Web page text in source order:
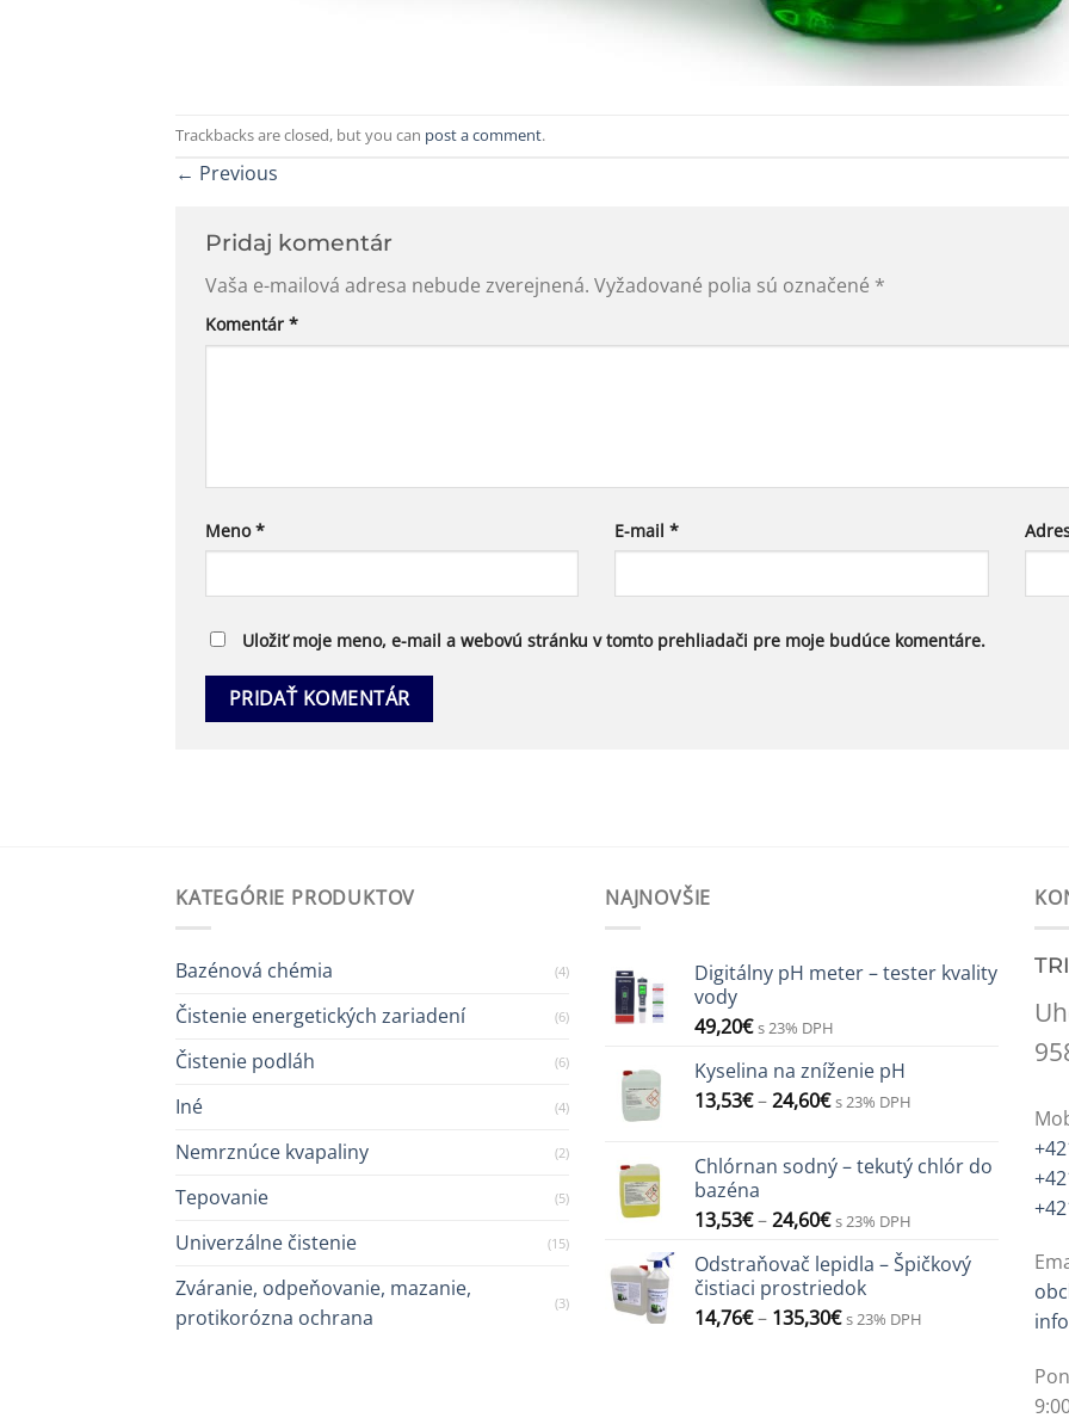
Trackbacks are closed, but you can post a comment.
← Previous
Pridaj komentár
Vaša e-mailová adresa nebude zverejnená. Vyžadované polia sú označené *
Komentár *
Meno* E-mail*
Uložiť moje meno, e-mail a webovú stránku v tomto prehliadači pre moje budúce komentáre.
KATEGÓRIE PRODUKTOV
Bazénová chémia (4)
Čistenie energetických zariadení (6)
Čistenie podláh (6)
Iné (4)
Nemrznúce kvapaliny (2)
Tepovanie (5)
Univerzálne čistenie (15)
Zváranie, odpeňovanie, mazanie,
protikorózna ochrana
(3)
NAJNOVŠIE
Digitálny pH meter – tester kvality
vody
49,20€ s 23% DPH
Kyselina na zníženie pH
13,53€–24,60€ s 23% DPH
Chlórnan sodný – tekutý chlór do
bazéna
13,53€–24,60€ s 23% DPH
Odstraňovač lepidla – Špičkový
čistiaci prostriedok
14,76€– 135,30€ s 23% DPH